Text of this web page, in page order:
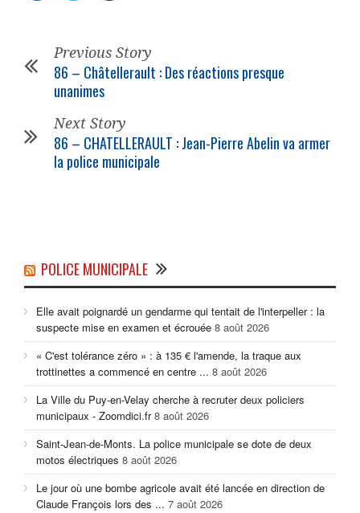
Previous Story
86 – Châtellerault : Des réactions presque
unanimes
Next Story
86 – CHATELLERAULT : Jean-Pierre Abelin va armer
la police municipale
POLICE MUNICIPALE
Elle avait poignardé un gendarme qui tentait de l'interpeller : la
suspecte mise en examen et écrouée 8 août 2026
« C'est tolérance zéro » : à 135 € l'amende, la traque aux
trottinettes a commencé en centre ... 8 août 2026
La Ville du Puy-en-Velay cherche à recruter deux policiers
municipaux - Zoomdici.fr 8 août 2026
Saint-Jean-de-Monts. La police municipale se dote de deux
motos électriques 8 août 2026
Le jour où une bombe agricole avait été lancée en direction de
Claude François lors des ... 7 août 2026